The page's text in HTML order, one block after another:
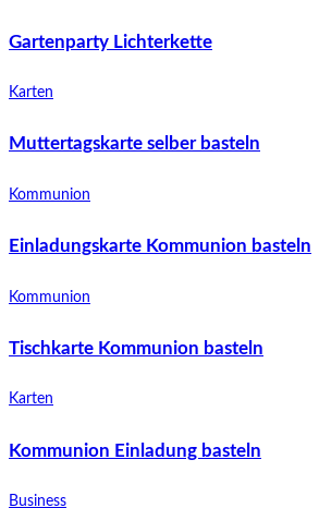
Gartenparty Lichterkette
Karten
Muttertagskarte selber basteln
Kommunion
Einladungskarte Kommunion basteln
Kommunion
Tischkarte Kommunion basteln
Karten
Kommunion Einladung basteln
Business